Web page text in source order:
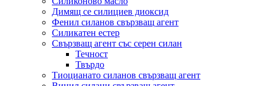
Димящ се силициев диоксид
Фенил силанов свързващ агент
Силикатен естер
Свързващ агент със серен силан
Течност
Твърдо
Тиоцианато силанов свързващ агент